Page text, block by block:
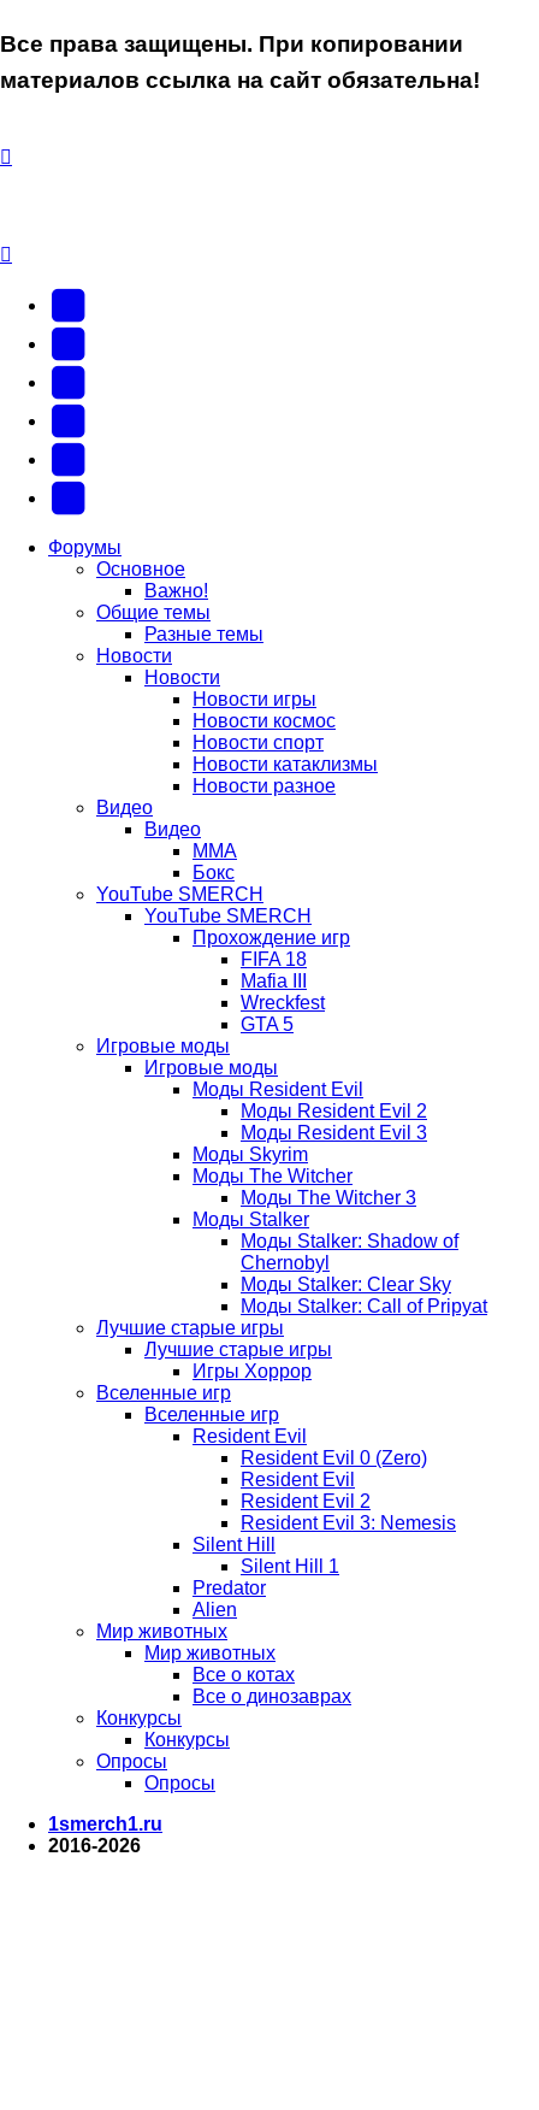
Все права защищены. При копировании
материалов ссылка на сайт обязательна!
вкладке)
вкладке)
новой
вкладке)
в
новой
вкладке)
(Откроется
новой
вкладке)
Форумы
Основное
Важно!
Общие темы
Разные темы
Новости
Новости
Новости игры
Новости космос
Новости спорт
Новости катаклизмы
Новости разное
Видео
Видео
ММА
Бокс
YouTube SMERCH
YouTube SMERCH
Прохождение игр
FIFA 18
Mafia III
Wreckfest
GTA 5
Игровые моды
Игровые моды
Моды Resident Evil
Моды Resident Evil 2
Моды Resident Evil 3
Моды Skyrim
Моды The Witcher
Моды The Witcher 3
Моды Stalker
Моды Stalker: Shadow of
Chernobyl
Моды Stalker: Clear Sky
Моды Stalker: Call of Pripyat
Лучшие старые игры
Лучшие старые игры
Игры Хоррор
Вселенные игр
Вселенные игр
Resident Evil
Resident Evil 0 (Zero)
Resident Evil
Resident Evil 2
Resident Evil 3: Nemesis
Silent Hill
Silent Hill 1
Predator
Alien
Мир животных
Мир животных
Все о котах
Все о динозаврах
Конкурсы
Конкурсы
Опросы
Опросы
1smerch1.ru
2016-2026